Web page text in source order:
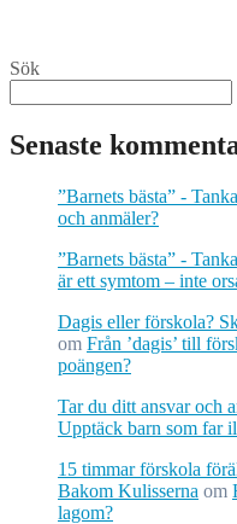
Sök
Senaste
”Barnets bästa” -
och anmäler?
”Barnets bästa” -
är ett symtom – inte
Dagis eller förskola?
om Från ’dagis’ till
poängen?
Tar du ditt ansvar och
Upptäck barn som far
15 timmar förskola
Bakom Kulisserna om
lagom?